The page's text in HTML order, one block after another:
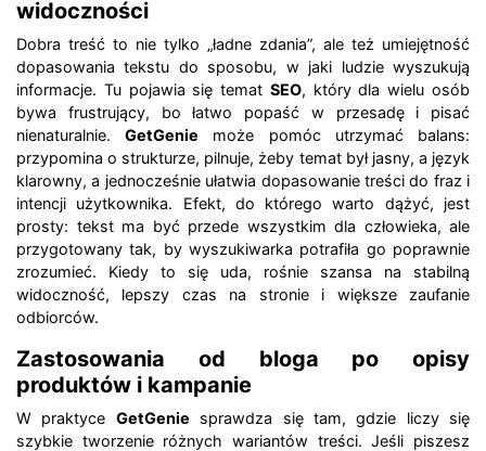
widoczności
Dobra treść to nie tylko „ładne zdania”, ale też umiejętność
dopasowania tekstu do sposobu, w jaki ludzie wyszukują
informacje. Tu pojawia się temat SEO, który dla wielu osób
bywa frustrujący, bo łatwo popaść w przesadę i pisać
nienaturalnie.GetGenie może pomóc utrzymać balans:
przypomina o strukturze, pilnuje, żeby temat był jasny, a język
klarowny, a jednocześnie ułatwia dopasowanie treści do fraz i
intencji użytkownika. Efekt, do którego warto dążyć, jest
prosty: tekst ma być przede wszystkim dla człowieka, ale
przygotowany tak, by wyszukiwarka potrafiła go poprawnie
zrozumieć. Kiedy to się uda, rośnie szansa na stabilną
widoczność, lepszy czas na stronie i większe zaufanie
odbiorców.
Zastosowania od bloga po opisy
produktów i kampanie
W praktyce GetGenie sprawdza się tam, gdzie liczy się
szybkie tworzenie różnych wariantów treści. Jeśli piszesz